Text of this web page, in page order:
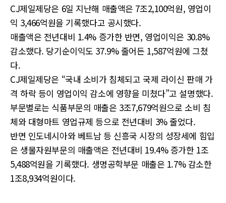
CJ제일제당은 6일 지난해 매출액은 7조2,100억원, 영업이
익 3,466억원을 기록했다고 공시했다.
매출액은 전년대비 1.4% 증가한 반면, 영업이익은 30.8%
감소했다. 당기순이익도 37.9% 줄어든 1,587억원에 그쳤
다.
CJ제일제당은 “국내 소비가 침체되고 국제 라이신 판매 가
격 하락 등이 영업이익 감소에 영향을 미쳤다”고 설명했다.
부문별로는 식품부문의 매출은 3조7,679억원으로 소비 침
체와 대형마트 영업규제 등으로 전년대비 3% 줄었다.
반면 인도네시아와 베트남 등 신흥국 시장의 성장세에 힘입
은 생물자원부문의 매출액은 전년대비 19.4% 증가한 1조
5,488억원을 기록했다. 생명공학부문 매출은 1.7% 감소한
1조8,934억원이다.